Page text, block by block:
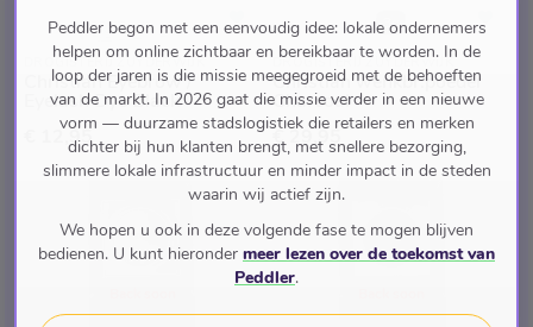
DROGISTERIJ ZUYDERWIJK
Christian Eyebrow /
Eyelash Dye Black
€ 12,95
3g
DROGISTERIJ ZUYDERWIJK
Christian wenkbr.poeder
Charcoal
€ 29,95
Peddler begon met een eenvoudig idee: lokale ondernemers
helpen om online zichtbaar en bereikbaar te worden. In de
loop der jaren is die missie meegegroeid met de behoeften
van de markt. In 2026 gaat die missie verder in een nieuwe
vorm — duurzame stadslogistiek die retailers en merken
dichter bij hun klanten brengt, met snellere bezorging,
slimmere lokale infrastructuur en minder impact in de steden
waarin wij actief zijn.
We hopen u ook in deze volgende fase te mogen blijven
bedienen. U kunt hieronder meer lezen over de toekomst van
Peddler.